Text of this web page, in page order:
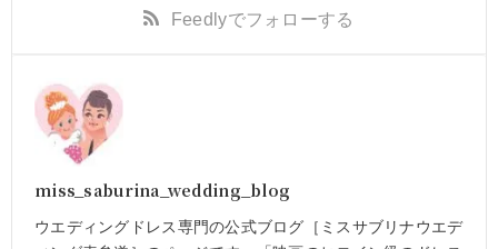
Feedlyでフォローする
miss_saburina_wedding_blog
ウエディングドレス専門の公式ブログ［ミスサブリナウエデ